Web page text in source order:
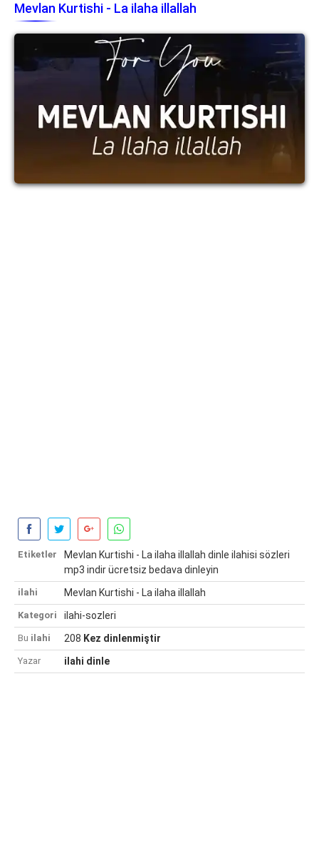
Mevlan Kurtishi - La ilaha illallah
Etiketler
Mevlan Kurtishi - La ilaha illallah dinle ilahisi sözleri
mp3 indir ücretsiz bedava dinleyin
ilahi Mevlan Kurtishi - La ilaha illallah
Kategori ilahi-sozleri
Bu ilahi 208 Kez dinlenmiştir
Yazar ilahi dinle